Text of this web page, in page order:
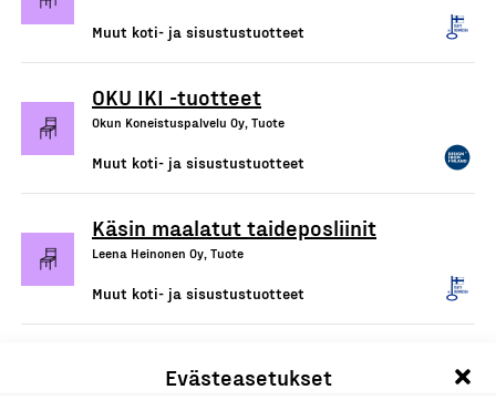
Evästeasetukset
Muut koti- ja sisustustuotteet
OKU IKI -tuotteet
Okun Koneistuspalvelu Oy, Tuote
Muut koti- ja sisustustuotteet
Käsin maalatut taideposliinit
Leena Heinonen Oy, Tuote
Muut koti- ja sisustustuotteet
pienhuonekalut ja lahjatavarat